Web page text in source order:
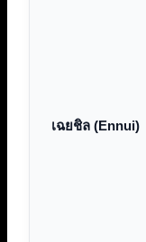
เฉยชิล (Ennui)